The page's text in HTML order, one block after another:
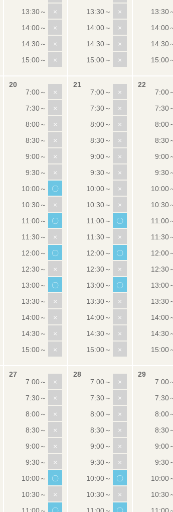
×
×
×
×
×
×
×
×
×
×
×
×
×
×
〇
×
〇
×
〇
×
〇
×
×
×
×
×
×
×
×
×
×
×
×
〇
×
〇
×
〇
×
×
×
×
×
×
×
×
×
×
〇
×
×
×
×
×
×
×
〇
×